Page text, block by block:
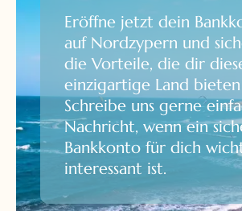
Eröffne jetzt dein
auf Nordzypern und
die Vorteile, die dir
einzigartige Land bieten
Schreibe uns gerne
Nachricht, wenn ein
Bankkonto für dich
interessant ist.